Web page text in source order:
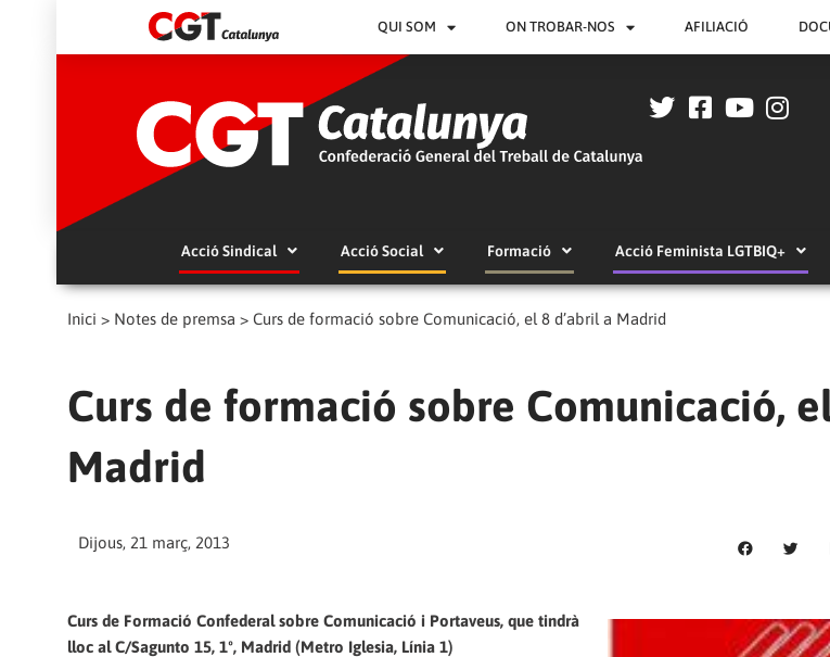
QUI SOM ON TROBAR-NOS AFILIACIÓ
Acció Sindical Acció Social Formació Acció Feminista LGTBIQ+
Inici > Notes de premsa > Curs de formació sobre Comunicació, el 8 d’abril a Madrid
Curs de formació sobre Comunicació,
Madrid
Dijous, 21 març, 2013
Curs de Formació Confederal sobre Comunicació i Portaveus, que tindrà
lloc al C/Sagunto 15, 1º, Madrid (Metro Iglesia, Línia 1)